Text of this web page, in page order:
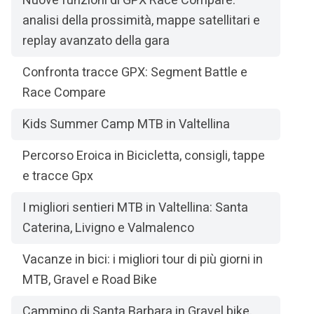
analisi della prossimità, mappe satellitari e
replay avanzato della gara
Confronta tracce GPX: Segment Battle e
Race Compare
Kids Summer Camp MTB in Valtellina
Percorso Eroica in Bicicletta, consigli, tappe
e tracce Gpx
I migliori sentieri MTB in Valtellina: Santa
Caterina, Livigno e Valmalenco
Vacanze in bici: i migliori tour di più giorni in
MTB, Gravel e Road Bike